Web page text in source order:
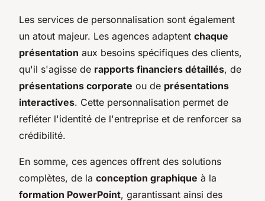
Les services de personnalisation sont également
un atout majeur. Les agences adaptent chaque
présentation aux besoins spécifiques des clients,
qu'il s'agisse de rapports financiers détaillés, de
présentations corporate ou de présentations
interactives. Cette personnalisation permet de
refléter l'identité de l'entreprise et de renforcer sa
crédibilité.
En somme, ces agences offrent des solutions
complètes, de la conception graphique à la
formation PowerPoint, garantissant ainsi des